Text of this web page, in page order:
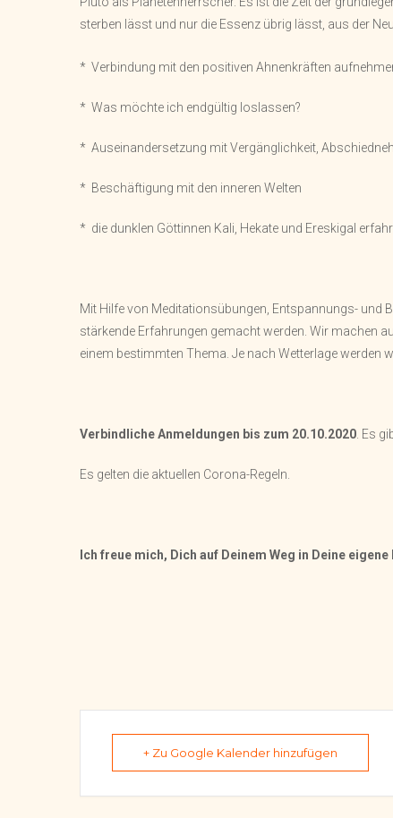
sterben lässt und nur die Essenz übrig lässt, aus der
* Verbindung mit den positiven Ahnenkräften
* Was möchte ich endgültig loslassen?
* Auseinandersetzung mit Vergänglichkeit,
* Beschäftigung mit den inneren Welten
* die dunklen Göttinnen Kali, Hekate und Ereskigal
Mit Hilfe von Meditationsübungen, Entspannungs- und
stärkende Erfahrungen gemacht werden. Wir machen
einem bestimmten Thema. Je nach Wetterlage werden
Verbindliche Anmeldungen bis zum 20.10.2020 . Es
Es gelten die aktuellen Corona-Regeln.
Ich freue mich, Dich auf Deinem Weg in Deine
+ Zu Google Kalender hinzufügen